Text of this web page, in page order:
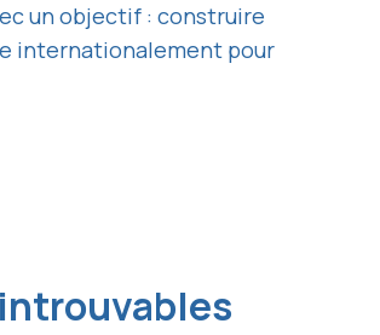
un objectif : construire
internationalement pour